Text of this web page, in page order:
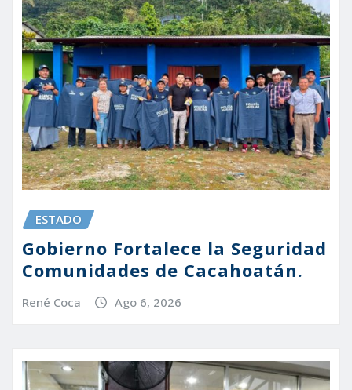
ESTADO
Gobierno Fortalece la Seguridad
Comunidades de Cacahoatán.
René Coca Ago 6, 2026